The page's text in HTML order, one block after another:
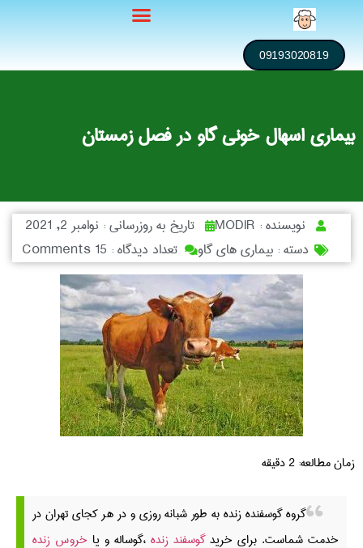
09193020819
بیماری اسهال خونی گاو در فصل زمستان
نویسنده : تاریخ به روزرسانی : نوامبر 2, 2021
دسته : بیماری های گاو تعداد دیدگاه : 15 Comments
زمان مطالعه:2دقیقه
گروه گوسفنده زنده به طور شبانه روزی و در هر کجای تهران در
خدمت شماست. برای خریدگوسفند زنده ،گوساله و یا خروس زنده